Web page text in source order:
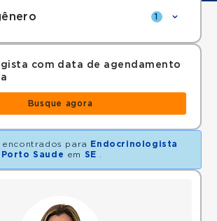
1
com data de agendamento
Busque agora
encontrados para
Endocrinologista
Porto Saude em SE